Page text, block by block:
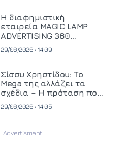
Η διαφημιστική
εταιρεία MAGIC LAMP
ADVERTISING 360
κινηματογραφική
και ανεβάζει τον πήχη
στην παραγωγή
οπτικοακουστικού
περιεχομένου
29/06/2026 • 14:09
Σίσσυ Χρηστίδου: Το
Mega της αλλάζει τα
σχέδια – Η πρόταση που
29/06/2026 • 14:05